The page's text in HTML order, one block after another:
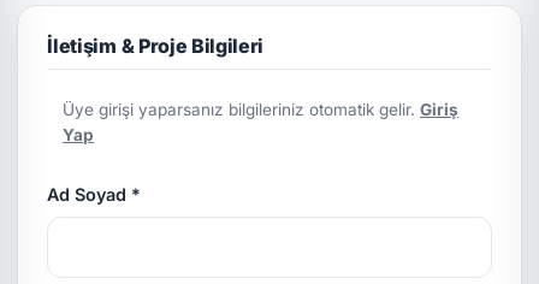
İletişim & Proje Bilgileri
Üye girişi yaparsanız bilgileriniz otomatik gelir.Giriş
Yap
Ad Soyad *